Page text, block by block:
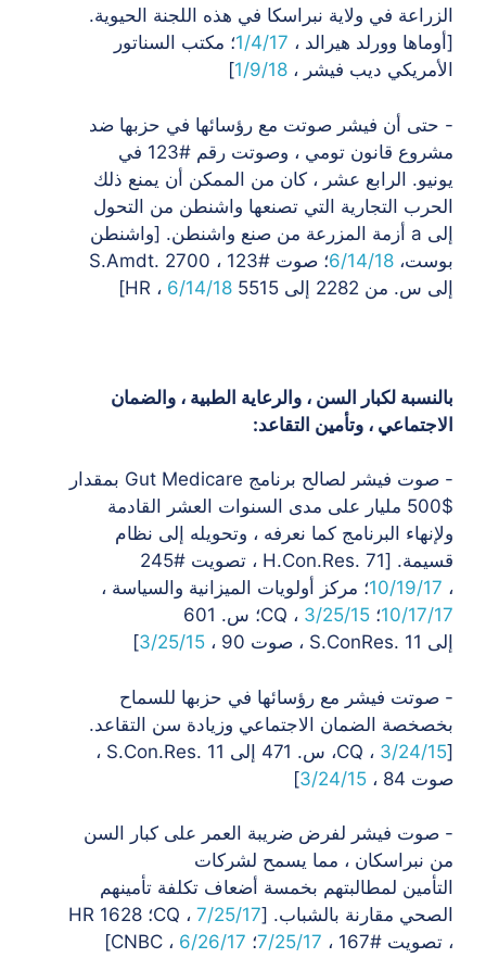
الزراعة في ولاية نبراسكا في هذه اللجنة الحيوية.
[أوماها وورلد هيرالد ، 1/4/17؛ مكتب السناتور
الأمريكي ديب فيشر ، 1/9/18
]
- حتى أن فيشر صوتت مع رؤسائها في حزبها ضد
مشروع قانون تومي ، وصوتت رقم #123 في
يونيو. الرابع عشر ، كان من الممكن أن يمنع ذلك
الحرب التجارية التي تصنعها واشنطن من التحول
إلى a
أزمة المزرعة من صنع واشنطن. [واشنطن
بوست، 6/14/18
؛ صوت #123 ، S.Amdt. 2700
إلى س. من 2282 إلى 5515 HR ، 6/14/18
]
بالنسبة لكبار السن ، والرعاية الطبية ، والضمان
الاجتماعي ، وتأمين التقاعد:
- صوت فيشر لصالح برنامج Gut Medicare بمقدار
$500 مليار على مدى السنوات العشر القادمة
ولإنهاء البرنامج كما نعرفه ، وتحويله إلى نظام
قسيمة. [H.Con.Res. 71 ، تصويت #245
، 10/19/17؛ مركز أولويات الميزانية والسياسة ،
10/17/17؛ CQ ، 3/25/15
؛ س. 601
إلى S.ConRes. 11 ، صوت 90 ، 3/25/15
]
- صوتت فيشر مع رؤسائها في حزبها للسماح
بخصخصة الضمان الاجتماعي وزيادة سن التقاعد.
[CQ ،3/24/15
، س. 471 إلى S.Con.Res. 11 ،
صوت 84 ،
3/24/15
]
- صوت فيشر لفرض ضريبة العمر على كبار السن
من نبراسكان ، مما يسمح لشركات
التأمين لمطالبتهم بخمسة أضعاف تكلفة تأمينهم
الصحي مقارنة بالشباب. [CQ ،7/25/17
؛ HR 1628
، تصويت #167 ،
7/25/17؛ CNBC ، 6/26/17
]